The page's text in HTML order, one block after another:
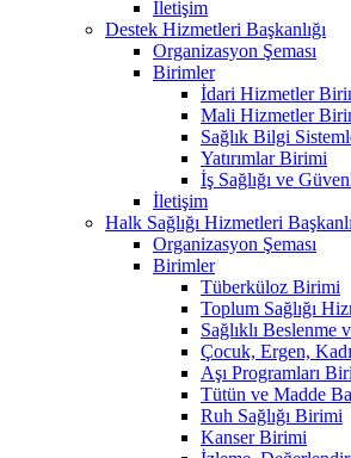
İletişim
Destek Hizmetleri Başkanlığı
Organizasyon Şeması
Birimler
İdari Hizmetler
Mali Hizmetler
Sağlık Bilgi
Yatırımlar Birimi
İş Sağlığı ve
İletişim
Halk Sağlığı Hizmetleri
Organizasyon Şeması
Birimler
Tüberküloz Birimi
Toplum Sağlığı
Sağlıklı
Çocuk, Ergen,
Aşı Programları
Tütün ve Madde
Ruh Sağlığı Birimi
Kanser Birimi